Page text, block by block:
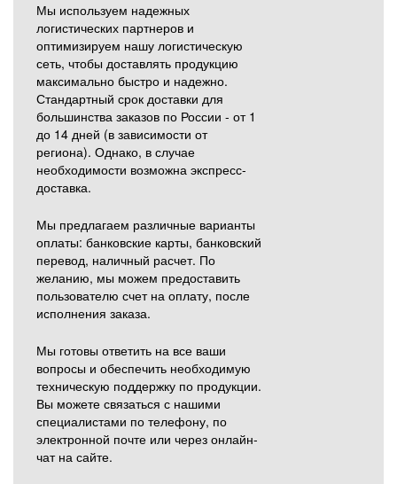
Мы используем надежных
логистических партнеров и
оптимизируем нашу логистическую
сеть, чтобы доставлять продукцию
максимально быстро и надежно.
Стандартный срок доставки для
большинства заказов по России - от 1
до 14 дней (в зависимости от
региона). Однако, в случае
необходимости возможна экспресс-
доставка.
Мы предлагаем различные варианты
оплаты: банковские карты, банковский
перевод, наличный расчет. По
желанию, мы можем предоставить
пользователю счет на оплату, после
исполнения заказа.
Мы готовы ответить на все ваши
вопросы и обеспечить необходимую
техническую поддержку по продукции.
Вы можете связаться с нашими
специалистами по телефону, по
электронной почте или через онлайн-
чат на сайте.